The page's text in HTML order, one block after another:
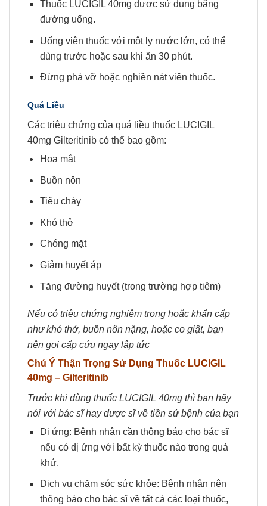
Thuốc LUCIGIL 40mg được sử dụng bằng
đường uống.
Uống viên thuốc với một ly nước lớn, có thể
dùng trước hoặc sau khi ăn 30 phút.
Đừng phá vỡ hoặc nghiền nát viên thuốc.
Quá Liều
Các triệu chứng của quá liều thuốc LUCIGIL
40mg Gilteritinib có thể bao gồm:
Hoa mắt
Buồn nôn
Tiêu chảy
Khó thở
Chóng mặt
Giảm huyết áp
Tăng đường huyết (trong trường hợp tiêm)
Nếu có triệu chứng nghiêm trọng hoặc khẩn cấp
như khó thở, buồn nôn nặng, hoặc co giật, bạn
nên gọi cấp cứu ngay lập tức
Chú Ý Thận Trọng Sử Dụng Thuốc LUCIGIL
40mg – Gilteritinib
Trước khi dùng thuốc LUCIGIL 40mg thì bạn hãy
nói với bác sĩ hay dược sĩ về tiền sử bệnh của bạn
Dị ứng: Bệnh nhân cần thông báo cho bác sĩ
nếu có dị ứng với bất kỳ thuốc nào trong quá
khứ.
Dịch vụ chăm sóc sức khỏe: Bệnh nhân nên
thông báo cho bác sĩ về tất cả các loại thuốc,